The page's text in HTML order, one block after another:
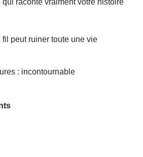
peut ruiner toute une vie
: incontournable